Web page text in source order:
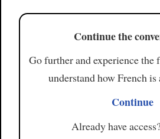
Continue the
Go further and experience
understand how French is
Continue
Already have